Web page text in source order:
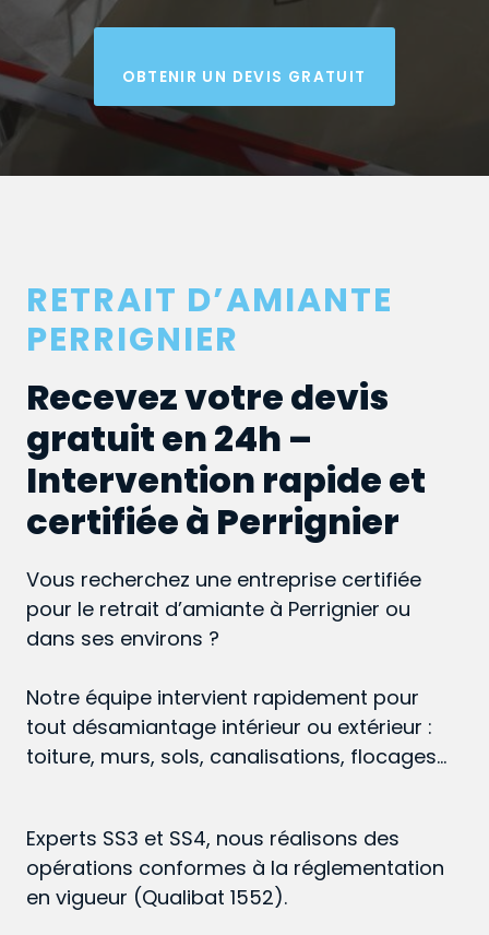
OBTENIR UN DEVIS GRATUIT
RETRAIT D’AMIANTE
PERRIGNIER
Recevez votre devis
gratuit en 24h –
Intervention rapide et
certifiée à Perrignier
Vous recherchez une entreprise certifiée
pour le retrait d’amiante à Perrignier ou
dans ses environs ?
Notre équipe intervient rapidement pour
tout désamiantage intérieur ou extérieur :
toiture, murs, sols, canalisations, flocages…
Experts SS3 et SS4, nous réalisons des
opérations conformes à la réglementation
en vigueur (Qualibat 1552).